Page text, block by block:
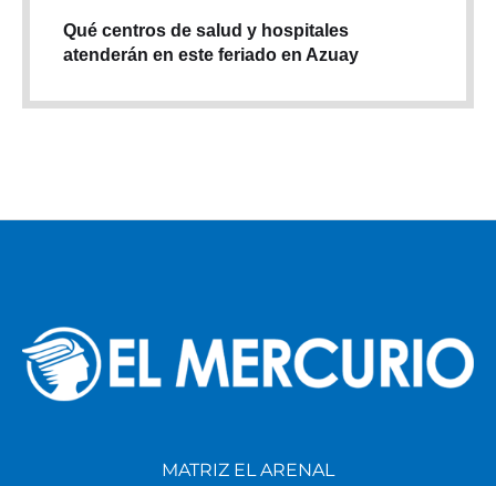
Qué centros de salud y hospitales
atenderán en este feriado en Azuay
MATRIZ EL ARENAL